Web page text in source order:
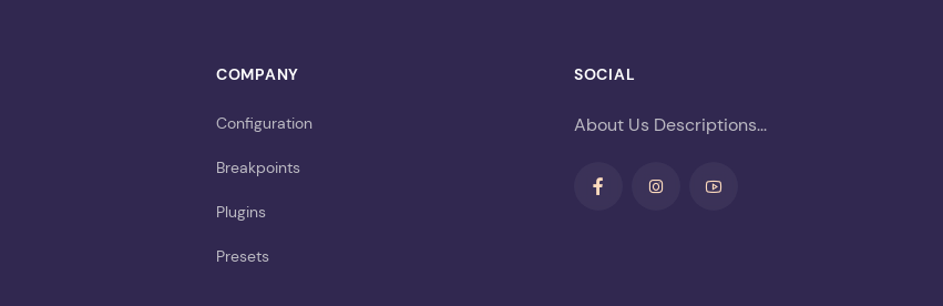
COMPANY
Configuration
Breakpoints
Plugins
Presets
SOCIAL
About Us Descriptions...